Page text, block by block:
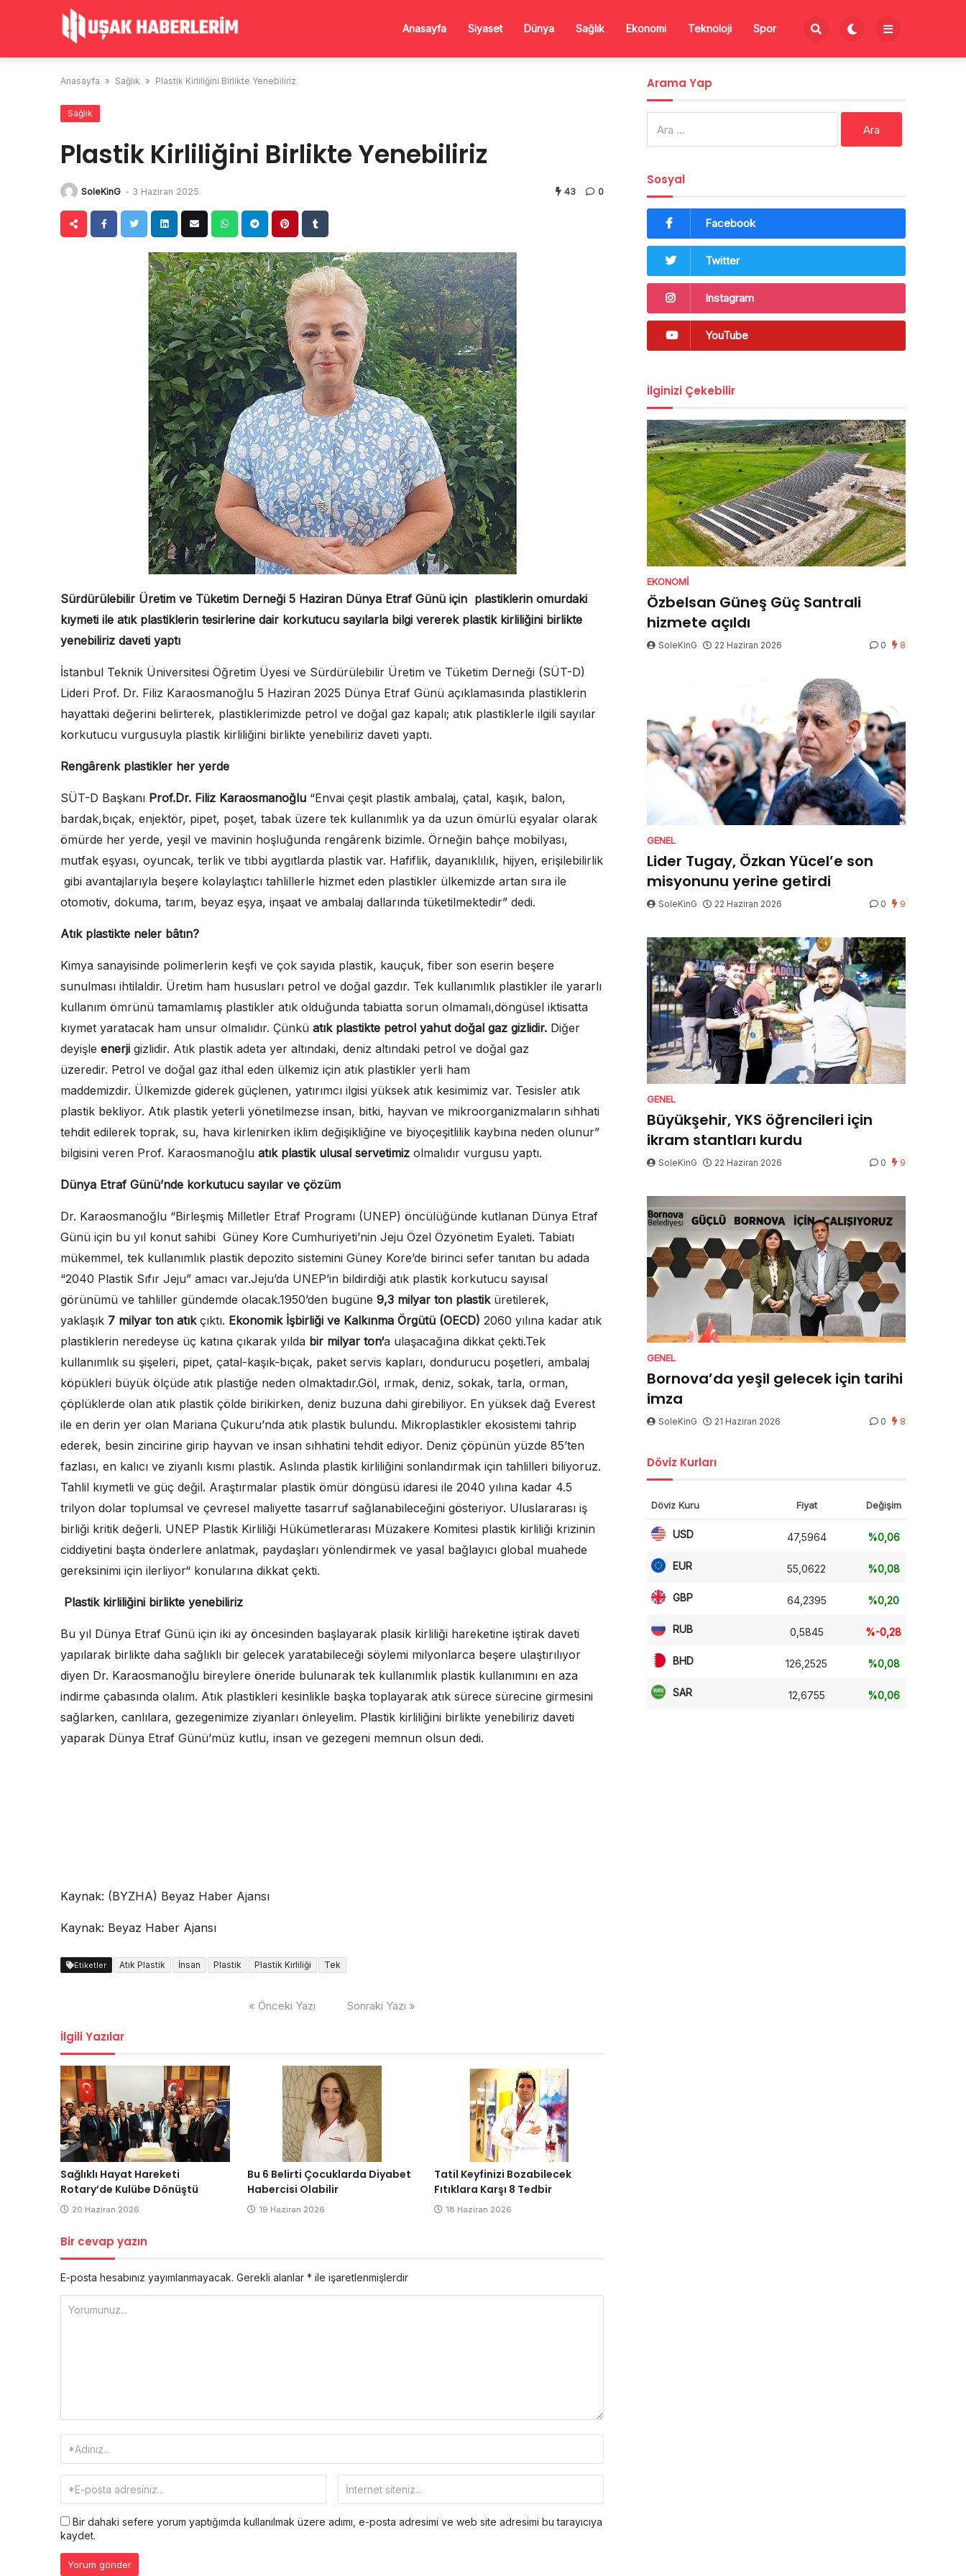
Anasayfa Siyaset Dünya Sağlık Ekonomi Teknoloji Spor
Anasayfa » Sağlık » Plastik Kirliliğini Birlikte Yenebiliriz
Sağlık
Plastik Kirliliğini Birlikte Yenebiliriz
SoleKinG - 3 Haziran 2025 43 0
Sürdürülebilir Üretim ve Tüketim Derneği 5 Haziran Dünya Etraf Günü için plastiklerin omurdaki
kıymeti ile atık plastiklerin tesirlerine dair korkutucu sayılarla bilgi vererek plastik kirliliğini birlikte
yenebiliriz daveti yaptı
İstanbul Teknik Üniversitesi Öğretim Üyesi ve Sürdürülebilir Üretim ve Tüketim Derneği (SÜT-D)
Lideri Prof. Dr. Filiz Karaosmanoğlu 5 Haziran 2025 Dünya Etraf Günü açıklamasında plastiklerin
hayattaki değerini belirterek, plastiklerimizde petrol ve doğal gaz kapalı; atık plastiklerle ilgili sayılar
korkutucu vurgusuyla plastik kirliliğini birlikte yenebiliriz daveti yaptı.
Rengârenk plastikler her yerde
SÜT-D Başkanı Prof.Dr. Filiz Karaosmanoğlu “Envai çeşit plastik ambalaj, çatal, kaşık, balon,
bardak,bıçak, enjektör, pipet, poşet, tabak üzere tek kullanımlık ya da uzun ömürlü eşyalar olarak
ömürde her yerde, yeşil ve mavinin hoşluğunda rengârenk bizimle. Örneğin bahçe mobilyası,
mutfak eşyası, oyuncak, terlik ve tıbbi aygıtlarda plastik var. Hafiflik, dayanıklılık, hijyen, erişilebilirlik
gibi avantajlarıyla beşere kolaylaştıcı tahlillerle hizmet eden plastikler ülkemizde artan sıra ile
otomotiv, dokuma, tarım, beyaz eşya, inşaat ve ambalaj dallarında tüketilmektedir” dedi.
Atık plastikte neler bâtın?
Kimya sanayisinde polimerlerin keşfi ve çok sayıda plastik, kauçuk, fiber son eserin beşere
sunulması ihtilaldir. Üretim ham hususları petrol ve doğal gazdır. Tek kullanımlık plastikler ile yararlı
kullanım ömrünü tamamlamış plastikler atık olduğunda tabiatta sorun olmamalı,döngüsel iktisatta
kıymet yaratacak ham unsur olmalıdır. Çünkü atık plastikte petrol yahut doğal gaz gizlidir. Diğer
deyişle enerji gizlidir. Atık plastik adeta yer altındaki, deniz altındaki petrol ve doğal gaz
üzeredir. Petrol ve doğal gaz ithal eden ülkemiz için atık plastikler yerli ham
maddemizdir. Ülkemizde giderek güçlenen, yatırımcı ilgisi yüksek atık kesimimiz var. Tesisler atık
plastik bekliyor. Atık plastik yeterli yönetilmezse insan, bitki, hayvan ve mikroorganizmaların sıhhati
tehdit edilerek toprak, su, hava kirlenirken iklim değişikliğine ve biyoçeşitlilik kaybına neden olunur”
bilgisini veren Prof. Karaosmanoğlu atık plastik ulusal servetimiz olmalıdır vurgusu yaptı.
Dünya Etraf Günü’nde korkutucu sayılar ve çözüm
Dr. Karaosmanoğlu “Birleşmiş Milletler Etraf Programı (UNEP) öncülüğünde kutlanan Dünya Etraf
Günü için bu yıl konut sahibi Güney Kore Cumhuriyeti’nin Jeju Özel Özyönetim Eyaleti. Tabiatı
mükemmel, tek kullanımlık plastik depozito sistemini Güney Kore’de birinci sefer tanıtan bu adada
“2040 Plastik Sıfır Jeju” amacı var.Jeju’da UNEP’in bildirdiği atık plastik korkutucu sayısal
görünümü ve tahliller gündemde olacak.1950’den bugüne 9,3 milyar ton plastik üretilerek,
yaklaşık 7 milyar ton atıkçıktı. Ekonomik İşbirliği ve Kalkınma Örgütü (OECD) 2060 yılına kadar atık
plastiklerin neredeyse üç katına çıkarak yılda bir milyar ton‘a ulaşacağına dikkat çekti.Tek
kullanımlık su şişeleri, pipet, çatal-kaşık-bıçak, paket servis kapları, dondurucu poşetleri, ambalaj
köpükleri büyük ölçüde atık plastiğe neden olmaktadır.Göl, ırmak, deniz, sokak, tarla, orman,
çöplüklerde olan atık plastik çölde birikirken, deniz buzuna dahi girebiliyor. En yüksek dağ Everest
ile en derin yer olan Mariana Çukuru’nda atık plastik bulundu. Mikroplastikler ekosistemi tahrip
ederek, besin zincirine girip hayvan ve insan sıhhatini tehdit ediyor. Deniz çöpünün yüzde 85’ten
fazlası, en kalıcı ve ziyanlı kısmı plastik. Aslında plastik kirliliğini sonlandırmak için tahlilleri biliyoruz.
Tahlil kıymetli ve güç değil. Araştırmalar plastik ömür döngüsü idaresi ile 2040 yılına kadar 4.5
trilyon dolar toplumsal ve çevresel maliyette tasarruf sağlanabileceğini gösteriyor. Uluslararası iş
birliği kritik değerli. UNEP Plastik Kirliliği Hükümetlerarası Müzakere Komitesi plastik kirliliği krizinin
ciddiyetini başta önderlere anlatmak, paydaşları yönlendirmek ve yasal bağlayıcı global muahede
gereksinimi için ilerliyor“ konularına dikkat çekti.
Plastik kirliliğini birlikte yenebiliriz
Bu yıl Dünya Etraf Günü için iki ay öncesinden başlayarak plasik kirliliği hareketine iştirak daveti
yapılarak birlikte daha sağlıklı bir gelecek yaratabileceği söylemi milyonlarca beşere ulaştırılıyor
diyen Dr. Karaosmanoğlu bireylere öneride bulunarak tek kullanımlık plastik kullanımını en aza
indirme çabasında olalım. Atık plastikleri kesinlikle başka toplayarak atık sürece sürecine girmesini
sağlarken, canlılara, gezegenimize ziyanları önleyelim. Plastik kirliliğini birlikte yenebiliriz daveti
yaparak Dünya Etraf Günü’müz kutlu, insan ve gezegeni memnun olsun dedi.
Kaynak: (BYZHA) Beyaz Haber Ajansı
Kaynak: Beyaz Haber Ajansı
Etiketler Atık Plastik İnsan Plastik Plastik Kirliliği Tek
« Önceki Yazı Sonraki Yazı »
İlgili Yazılar
Sağlıklı Hayat Hareketi
Rotary’de Kulübe Dönüştü
20 Haziran 2026
Bu 6 Belirti Çocuklarda Diyabet
Habercisi Olabilir
19 Haziran 2026
Tatil Keyfinizi Bozabilecek
Fıtıklara Karşı 8 Tedbir
18 Haziran 2026
Bir cevap yazın
E-posta hesabınız yayımlanmayacak. Gerekli alanlar * ile işaretlenmişlerdir
Bir dahaki sefere yorum yaptığımda kullanılmak üzere adımı, e-posta adresimi ve web site adresimi bu tarayıcıya
kaydet.
Arama Yap
Sosyal
Facebook
Twitter
Instagram
YouTube
İlginizi Çekebilir
EKONOMI
Özbelsan Güneş Güç Santrali
hizmete açıldı
SoleKinG 22 Haziran 2026 0 8
GENEL
Lider Tugay, Özkan Yücel’e son
misyonunu yerine getirdi
SoleKinG 22 Haziran 2026 0 9
GENEL
Büyükşehir, YKS öğrencileri için
ikram stantları kurdu
SoleKinG 22 Haziran 2026 0 9
GENEL
Bornova’da yeşil gelecek için tarihi
imza
SoleKinG 21 Haziran 2026 0 8
Döviz Kurları
Döviz Kuru Fiyat Değişim
USD 47,5964 %0,06
EUR 55,0622 %0,08
GBP 64,2395 %0,20
RUB 0,5845 %-0,28
BHD 126,2525 %0,08
SAR 12,6755 %0,06